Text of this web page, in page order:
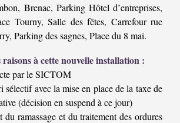
Brenac, Parking Hôtel d’entreprises,
Tourny, Salle des fêtes, Carrefour rue
Parking des sagnes, Place du 8 mai.
à cette nouvelle installation :
par le SICTOM
sélectif avec la mise en place de la taxe de
(décision en suspend à ce jour)
ramassage et du traitement des ordures